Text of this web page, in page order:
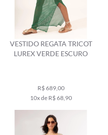
VESTIDO REGATA TRICOT
LUREX VERDE ESCURO
R$ 689,00
10x de R$ 68,90